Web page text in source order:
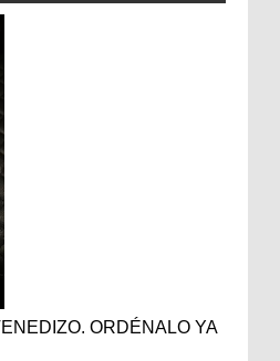
ORDÉNALO YA